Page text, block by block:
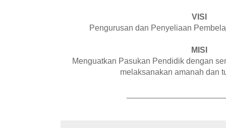
VISI
Pengurusan dan Penyeliaan
MISI
Menguatkan Pasukan Pendidik dengan
melaksanakan amanah dan